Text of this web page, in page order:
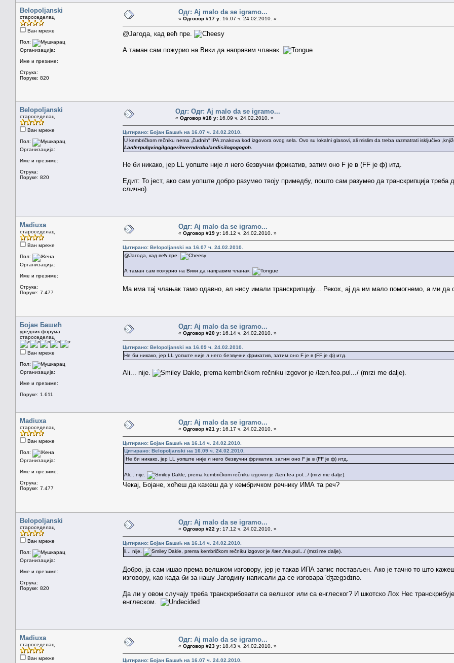
Belopoljanski
староседелац
Ван мреже
Пол:
Организација:
Име и презиме:
Струка:
Поруке: 820
Одг: Aj malo da se igramo...
« Одговор #17 у: 16.07 ч. 24.02.2010. »
@Јагода, кад већ пре.
А таман сам пожурио на Вики да направим чланак.
Belopoljanski
староседелац
Ван мреже
Пол:
Организација:
Име и презиме:
Струка:
Поруке: 820
Одг: Одг: Aj malo da se igramo...
« Одговор #18 у: 16.09 ч. 24.02.2010. »
Цитирано: Бојан Башић на 16.07 ч. 24.02.2010.
U kembričkom rečniku nema „čudnih“ IPA znakova kod izgovora ovog sela. Ovo su lokalni glasovi, ali mislim da treba razmatrati isključivo
Lanferpulgvingilgogerihverndrobulandisilogogogoh
Не би никако, јер LL уопште није л него безвучни фрикатив, затим оно F је в (FF je ф) итд.
Едит: То јест, ако сам уопште добро разумео твоју примедбу, пошто сам разумео да транскрипција
слично).
Madiuxa
староседелац
Ван мреже
Пол:
Организација:
Име и презиме:
Струка:
Поруке: 7.477
Одг: Aj malo da se igramo...
« Одговор #19 у: 16.12 ч. 24.02.2010. »
Цитирано: Belopoljanski на 16.07 ч. 24.02.2010.
@Јагода, кад већ пре.
А таман сам пожурио на Вики да направим чланак.
Ма има тај члањак тамо одавно, ал нису имали транскрипцију... Рекох, ај да им мало помогнемо, а ми да
Бојан Башић
уредник форума
староседелац
Ван мреже
Пол:
Организација:
Име и презиме:
Поруке: 1.611
Одг: Aj malo da se igramo...
« Одговор #20 у: 16.14 ч. 24.02.2010. »
Цитирано: Belopoljanski на 16.09 ч. 24.02.2010.
Не би никако, јер LL уопште није л него безвучни фрикатив, затим оно F је в (FF je ф) итд.
Ali... nije. Dakle, prema kembričkom rečniku izgovor je /læn.feə.pʊl.../ (mrzi me dalje).
Madiuxa
староседелац
Ван мреже
Пол:
Организација:
Име и презиме:
Струка:
Поруке: 7.477
Одг: Aj malo da se igramo...
« Одговор #21 у: 16.17 ч. 24.02.2010. »
Цитирано: Бојан Башић на 16.14 ч. 24.02.2010.
Цитирано: Belopoljanski на 16.09 ч. 24.02.2010.
Не би никако, јер LL уопште није л него безвучни фрикатив, затим оно F је в (FF je ф) итд.
Ali... nije. Dakle, prema kembričkom rečniku izgovor je /læn.feə.pʊl.../ (mrzi me dalje).
Чекај, Бојане, хоћеш да кажеш да у кембричком речнику ИМА та реч?
Belopoljanski
староседелац
Ван мреже
Пол:
Организација:
Име и презиме:
Струка:
Поруке: 820
Одг: Aj malo da se igramo...
« Одговор #22 у: 17.12 ч. 24.02.2010. »
Цитирано: Бојан Башић на 16.14 ч. 24.02.2010.
li... nije.
Dakle, prema kembričkom rečniku izgovor je /læn.feə.pʊl.../ (mrzi me dalje).
Добро, ја сам ишао према велшком изговору, јер је такав ИПА запис постављен. Ако је тачно то што
изговору, као када би за нашу Јагодину написали да се изговара 'dʒæɡɔdɪnə.
Да ли у овом случају треба транскрибовати са велшког или са енглеског? И шкотско Лох Нес
енглеском.
Madiuxa
староседелац
Ван мреже
Одг: Aj malo da se igramo...
« Одговор #23 у: 18.43 ч. 24.02.2010. »
Цитирано: Бојан Башић на 16.07 ч. 24.02.2010.